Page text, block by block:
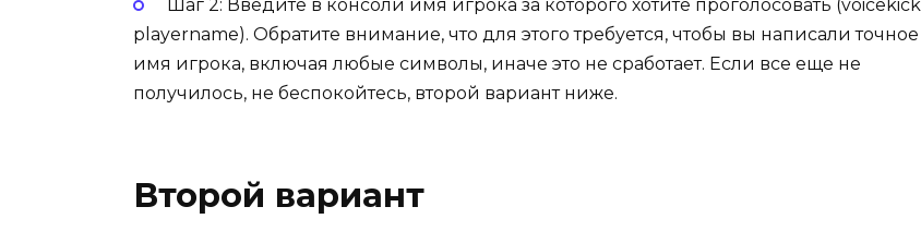
Шаг 2: Введите в консоли имя игрока за которого хотите проголосовать (voicekick
playername). Обратите внимание, что для этого требуется, чтобы вы написали точное
имя игрока, включая любые символы, иначе это не сработает. Если все еще не
получилось, не беспокойтесь, второй вариант ниже.
Второй вариант